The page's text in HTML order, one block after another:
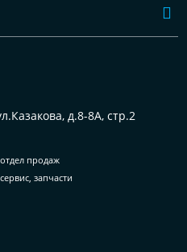
д.8-8А, стр.2
отдел продаж
сервис, запчасти